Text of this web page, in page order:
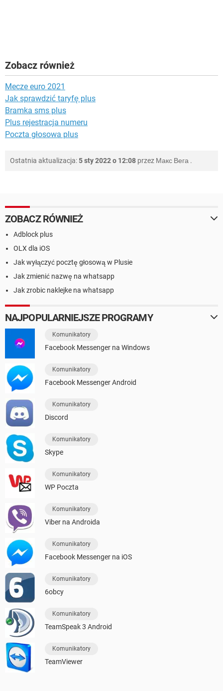
Zobacz również
Mecze euro 2021
Jak sprawdzić taryfę plus
Bramka sms plus
Plus rejestracja numeru
Poczta głosowa plus
Ostatnia aktualizacja:5 sty 2022 o 12:08 przez Макс Вега .
ZOBACZ RÓWNIEŻ
Adblock plus
OLX dla iOS
Jak wyłączyć pocztę głosową w Plusie
Jak zmienić nazwę na whatsapp
Jak zrobic naklejke na whatsapp
NAJPOPULARNIEJSZE PROGRAMY
Komunikatory
Facebook Messenger na Windows
Komunikatory
Facebook Messenger Android
Komunikatory
Discord
Komunikatory
Skype
Komunikatory
WP Poczta
Komunikatory
Viber na Androida
Komunikatory
Facebook Messenger na iOS
Komunikatory
6obcy
Komunikatory
TeamSpeak 3 Android
Komunikatory
TeamViewer